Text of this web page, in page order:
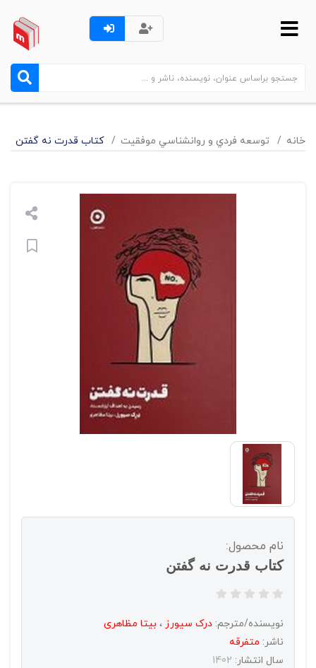
خانه توسعه فردي و روانشناسي موفقيت کتاب قدرت نه گفتن
نام محصول:
کتاب قدرت نه گفتن
نویسنده/مترجم: درک سیورز ، بیتا مظاهری
ناشر: متفرقه
سال انتشار: 1402